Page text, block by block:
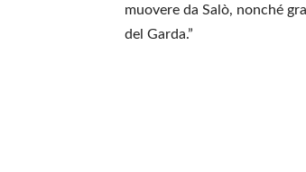
muovere da Salò, nonché
del Garda.”